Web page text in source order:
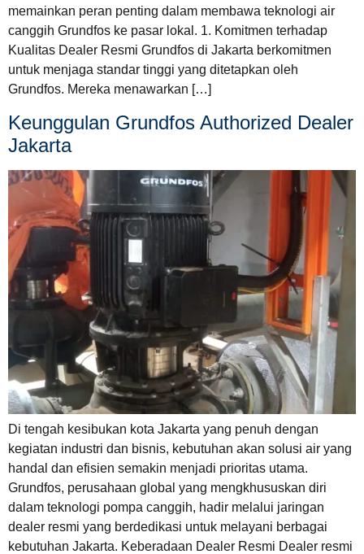
memainkan peran penting dalam membawa teknologi air
canggih Grundfos ke pasar lokal. 1. Komitmen terhadap
Kualitas Dealer Resmi Grundfos di Jakarta berkomitmen
untuk menjaga standar tinggi yang ditetapkan oleh
Grundfos. Mereka menawarkan […]
Keunggulan Grundfos Authorized Dealer
Jakarta
Di tengah kesibukan kota Jakarta yang penuh dengan
kegiatan industri dan bisnis, kebutuhan akan solusi air yang
handal dan efisien semakin menjadi prioritas utama.
Grundfos, perusahaan global yang mengkhususkan diri
dalam teknologi pompa canggih, hadir melalui jaringan
dealer resmi yang berdedikasi untuk melayani berbagai
kebutuhan Jakarta. Keberadaan Dealer Resmi Dealer resmi